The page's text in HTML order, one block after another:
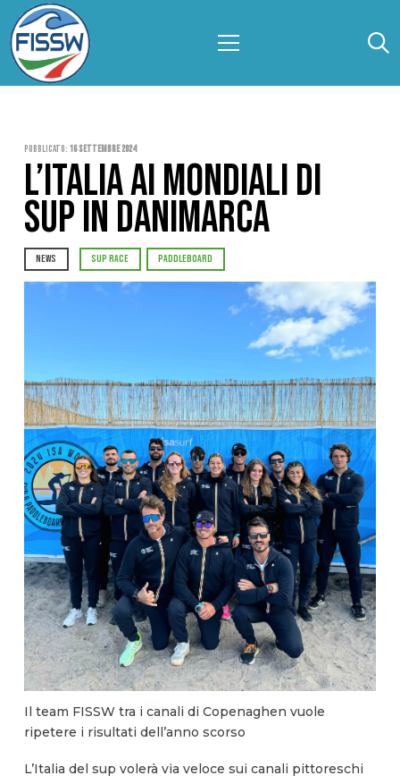
Pubblicato: 16 Settembre 2024
L’ITALIA AI MONDIALI DI
SUP IN DANIMARCA
NEWS SUP RACE PADDLEBOARD
Il team FISSW tra i canali di Copenaghen vuole
ripetere i risultati dell’anno scorso
L’Italia del sup volerà via veloce sui canali pittoreschi